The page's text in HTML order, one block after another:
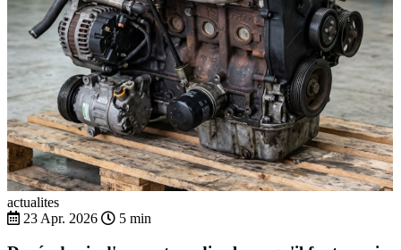
actualites
23 Apr. 2026
5 min